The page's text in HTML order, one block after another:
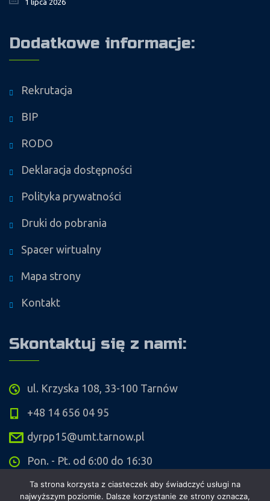
1 lipca 2026
Dodatkowe informacje:
Rekrutacja
BIP
RODO
Deklaracja dostępności
Polityka prywatności
Druki do pobrania
Spacer wirtualny
Mapa strony
Kontakt
Skontaktuj się z nami:
ul. Krzyska 108, 33-100 Tarnów
+48 14 656 04 95
dyrpp15@umt.tarnow.pl
Pon. - Pt. od 6:00 do 16:30
Ta strona korzysta z ciasteczek aby świadczyć usługi na
najwyższym poziomie. Dalsze korzystanie ze strony oznacza,